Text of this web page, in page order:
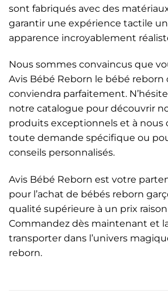
sont fabriqués avec des
garantir une expérience tactile
apparence incroyablement
Nous sommes convaincus que
Avis Bébé Reborn le bébé reborn
conviendra parfaitement.
notre catalogue pour découvrir
produits exceptionnels et à nous
toute demande spécifique ou
conseils personnalisés.
Avis Bébé Reborn est votre
pour l’achat de bébés reborn
qualité supérieure à un prix
Commandez dès maintenant et
transporter dans l’univers
reborn.